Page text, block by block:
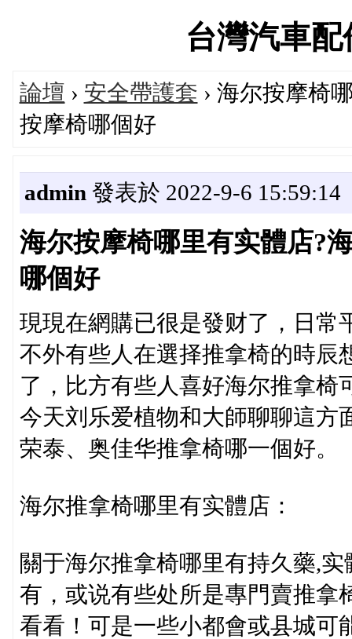
台灣汽車
論壇 › 安全帶護套 › 海尔按摩椅
按摩椅哪個好
admin 發表於 2022-9-6 15:59:14
海尔按摩椅哪里有实體店?
哪個好
現現在網購已很是發财了，日常
不外有些人在選择推拿椅的時辰
了，比方有些人喜好海尔推拿椅
今天刘乐爱植物和大師聊聊這方
荣泰、奥佳华推拿椅哪一個好。
海尔推拿椅哪里有实體店：
關于海尔推拿椅哪里有持久藥,
有，或说有些处所是專門賣推拿
看看！可是一些小都會或县城可